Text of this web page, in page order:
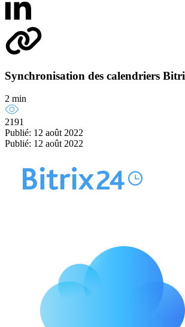
Synchronisation des calendriers
2 min
2191
Publié: 12 août 2022
Publié: 12 août 2022